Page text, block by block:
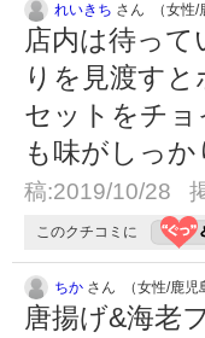
れいきち さん （女性/
店内は待っ
りを見渡す
セットをチ
も味がしっ
稿:2019/10/28
このクチコミに
ちか さん （女性/鹿児
唐揚げ&海老